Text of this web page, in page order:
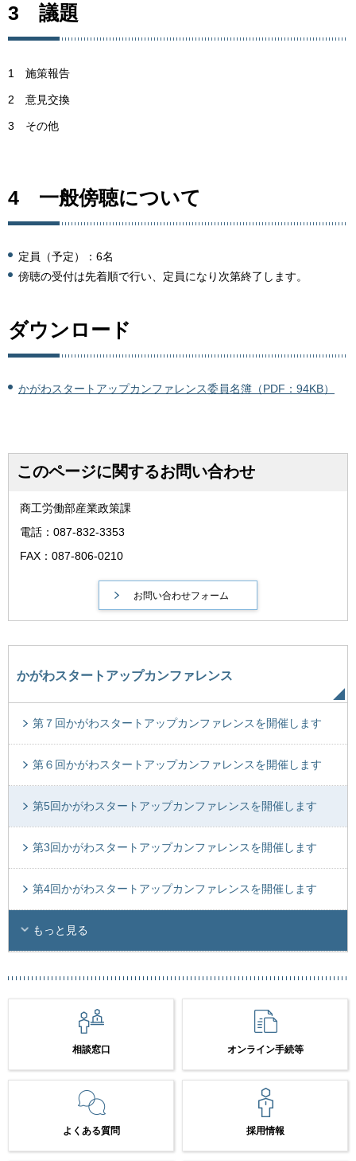
3 議題
1 施策報告
2 意見交換
3 その他
4 一般傍聴について
定員（予定）：6名
傍聴の受付は先着順で行い、定員になり次第終了します。
ダウンロード
かがわスタートアップカンファレンス委員名簿（PDF：94KB）
このページに関するお問い合わせ
商工労働部産業政策課
電話：087-832-3353
FAX：087-806-0210
かがわスタートアップカンファレンス
第７回かがわスタートアップカンファレンスを開催します
第６回かがわスタートアップカンファレンスを開催します
第5回かがわスタートアップカンファレンスを開催します
第3回かがわスタートアップカンファレンスを開催します
第4回かがわスタートアップカンファレンスを開催します
もっと見る
相談窓口 オンライン手続等
よくある質問 採用情報